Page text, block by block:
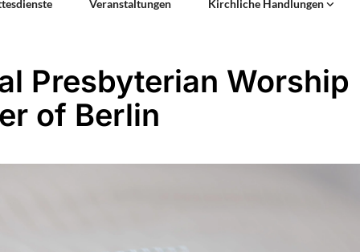
Veranstaltungen Kirchliche Handlungen
Presbyterian Worship
of Berlin